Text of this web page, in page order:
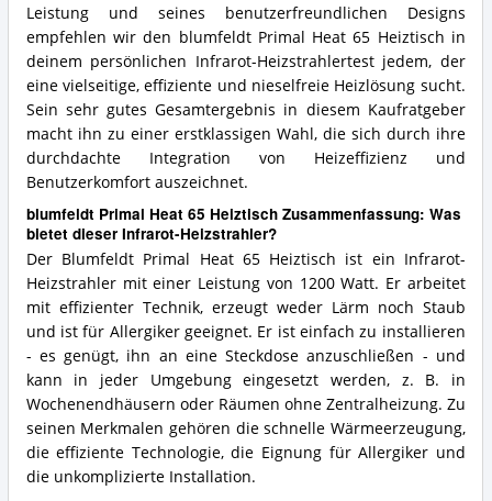
Leistung und seines benutzerfreundlichen Designs
empfehlen wir den blumfeldt Primal Heat 65 Heiztisch in
deinem persönlichen Infrarot-Heizstrahlertest jedem, der
eine vielseitige, effiziente und nieselfreie Heizlösung sucht.
Sein sehr gutes Gesamtergebnis in diesem Kaufratgeber
macht ihn zu einer erstklassigen Wahl, die sich durch ihre
durchdachte Integration von Heizeffizienz und
Benutzerkomfort auszeichnet.
blumfeldt Primal Heat 65 Heiztisch Zusammenfassung: Was
bietet dieser Infrarot-Heizstrahler?
Der Blumfeldt Primal Heat 65 Heiztisch ist ein Infrarot-
Heizstrahler mit einer Leistung von 1200 Watt. Er arbeitet
mit effizienter Technik, erzeugt weder Lärm noch Staub
und ist für Allergiker geeignet. Er ist einfach zu installieren
- es genügt, ihn an eine Steckdose anzuschließen - und
kann in jeder Umgebung eingesetzt werden, z. B. in
Wochenendhäusern oder Räumen ohne Zentralheizung. Zu
seinen Merkmalen gehören die schnelle Wärmeerzeugung,
die effiziente Technologie, die Eignung für Allergiker und
die unkomplizierte Installation.